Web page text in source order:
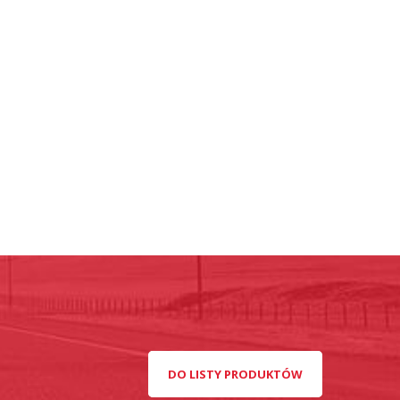
DO LISTY PRODUKTÓW